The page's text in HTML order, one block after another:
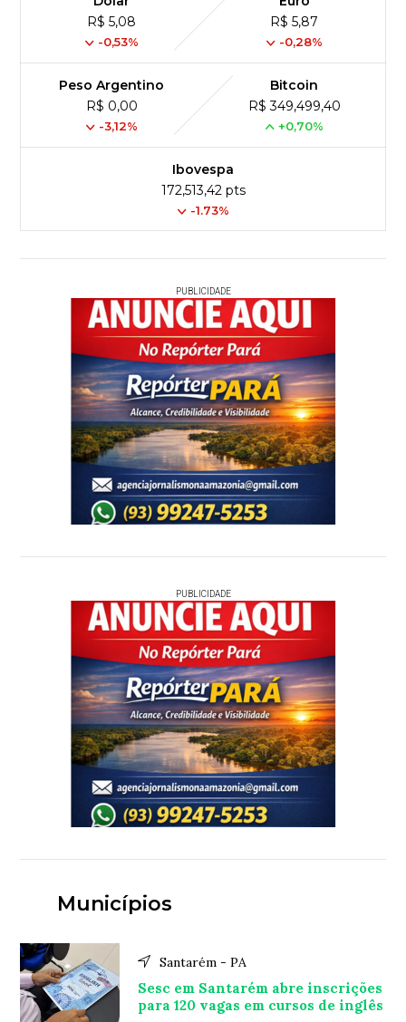
R$ 5,08
-0,53%
R$ 5,87
-0,28%
Peso Argentino
R$ 0,00
-3,12%
Bitcoin
R$ 349,499,40
+0,70%
Ibovespa
172,513,42 pts
-1.73%
PUBLICIDADE
PUBLICIDADE
Municípios
Santarém - PA
Sesc em Santarém abre inscrições
para 120 vagas em cursos de inglês